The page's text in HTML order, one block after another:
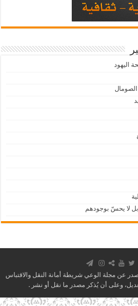
اليهود
بل لا يحسّ بوجودهم
عن مجلة الوعي شريطة أمانة النقل والاقتباس
وعلى أن يُذكر مصدر ما نقل أو نشر .